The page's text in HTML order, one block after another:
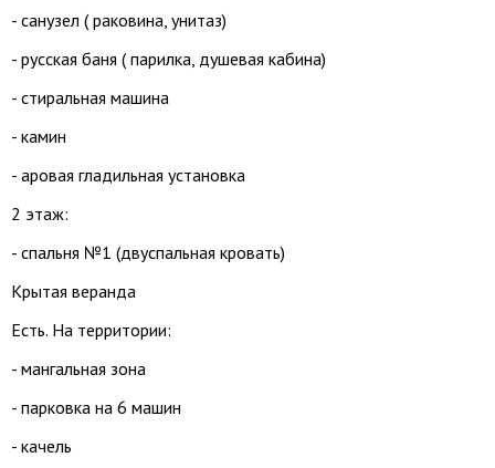
- санузел ( раковина, унитаз)
- русская баня ( парилка, душевая кабина)
- стиральная машина
- камин
- аровая гладильная установка
2 этаж:
- спальня №1 (двуспальная кровать)
Крытая веранда
Есть. На территории:
- мангальная зона
- парковка на 6 машин
- качель